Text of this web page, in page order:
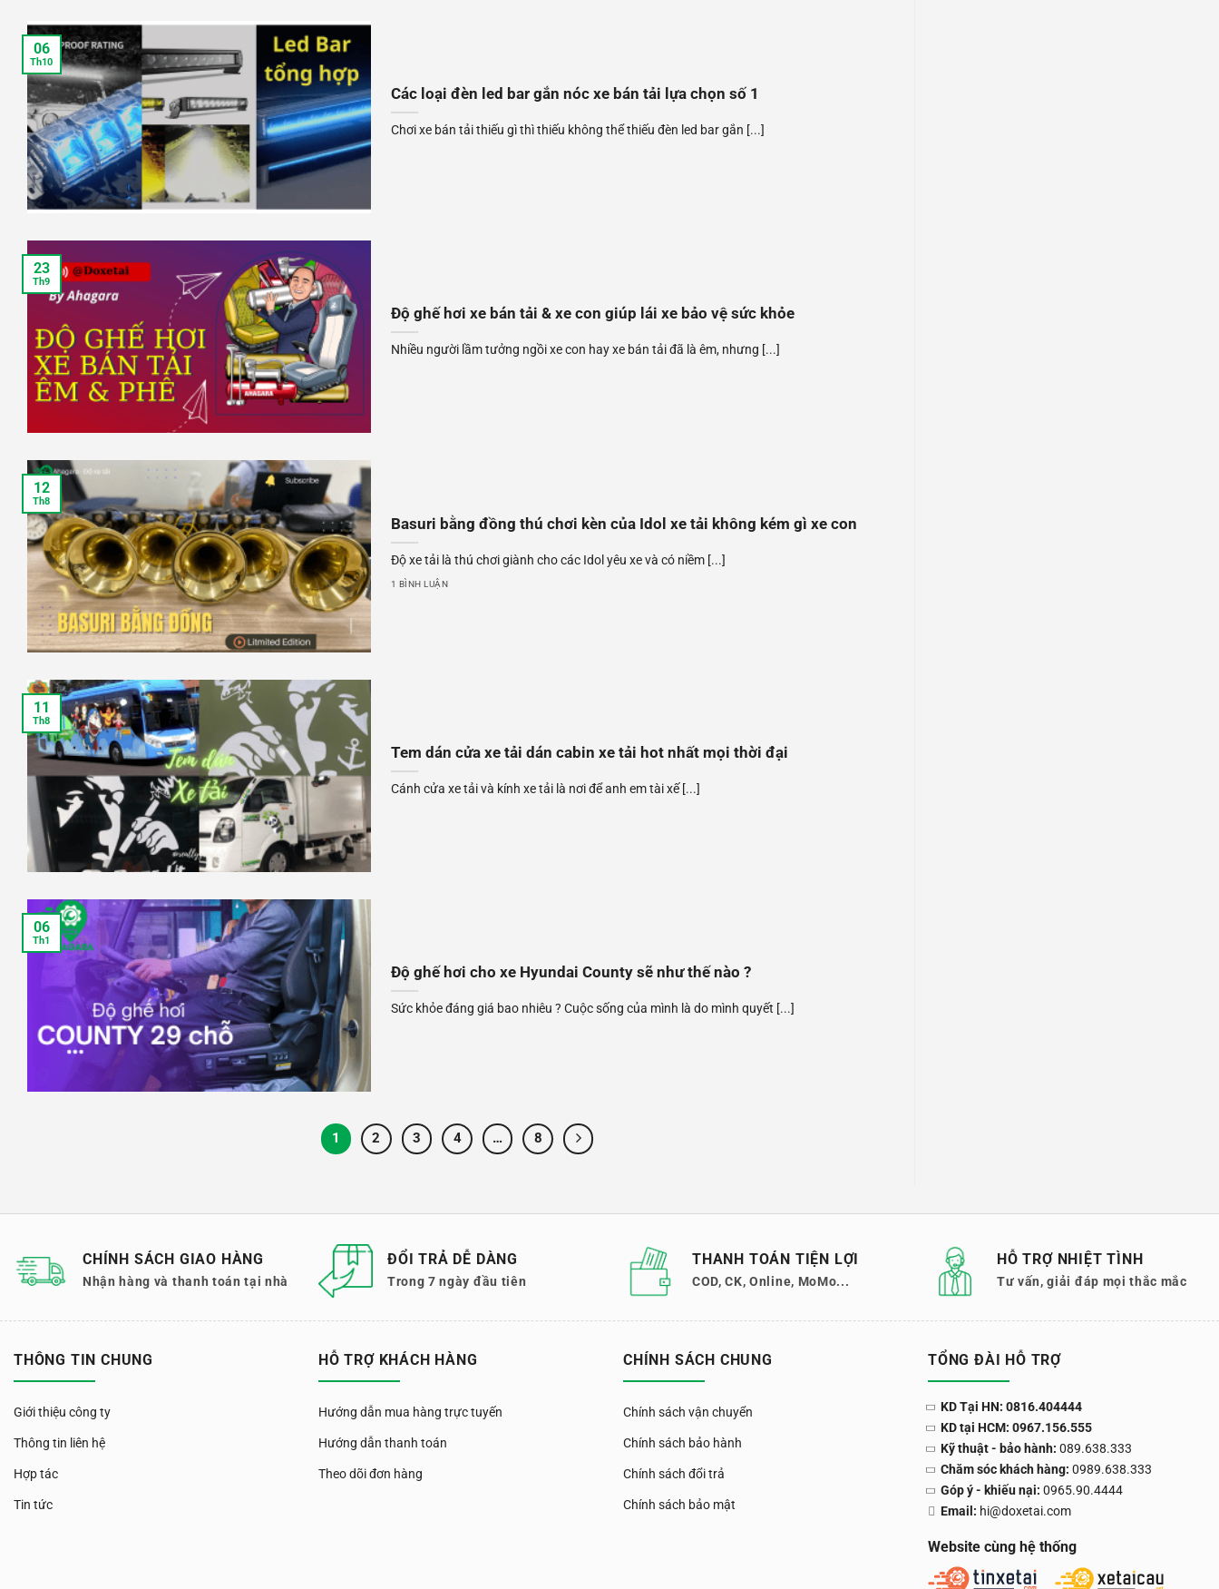
Các loại đèn led bar gắn nóc xe bán tải lựa chọn số 1
Chơi xe bán tải thiếu gì thì thiếu không thể thiếu đèn led bar gắn [...]
06
Th10
Độ ghế hơi xe bán tải & xe con giúp lái xe bảo vệ sức khỏe
Nhiều người lầm tưởng ngồi xe con hay xe bán tải đã là êm, nhưng [...]
23
Th9
Basuri bằng đồng thú chơi kèn của Idol xe tải không kém gì xe con
Độ xe tải là thú chơi giành cho các Idol yêu xe và có niềm [...]
1 BÌNH LUẬN
12
Th8
Tem dán cửa xe tải dán cabin xe tải hot nhất mọi thời đại
Cánh cửa xe tải và kính xe tải là nơi để anh em tài xế [...]
11
Th8
Độ ghế hơi cho xe Hyundai County sẽ như thế nào ?
Sức khỏe đáng giá bao nhiêu ? Cuộc sống của mình là do mình quyết [...]
06
Th1
1 2 3 4 … 8
CHÍNH SÁCH GIAO HÀNG
Nhận hàng và thanh toán tại nhà
ĐỔI TRẢ DỄ DÀNG
Trong 7 ngày đầu tiên
THANH TOÁN TIỆN LỢI
COD, CK, Online, MoMo...
HỖ TRỢ NHIỆT TÌNH
Tư vấn, giải đáp mọi thắc mắc
THÔNG TIN CHUNG
Giới thiệu công ty
Thông tin liên hệ
Hợp tác
Tin tức
HỖ TRỢ KHÁCH HÀNG
Hướng dẫn mua hàng trực tuyến
Hướng dẫn thanh toán
Theo dõi đơn hàng
CHÍNH SÁCH CHUNG
Chính sách vận chuyển
Chính sách bảo hành
Chính sách đổi trả
Chính sách bảo mật
TỔNG ĐÀI HỖ TRỢ
KD Tại HN: 0816.404444
KD tại HCM: 0967.156.555
Kỹ thuật - bảo hành: 089.638.333
Chăm sóc khách hàng: 0989.638.333
Góp ý - khiếu nại: 0965.90.4444
Email: hi@doxetai.com
Website cùng hệ thống